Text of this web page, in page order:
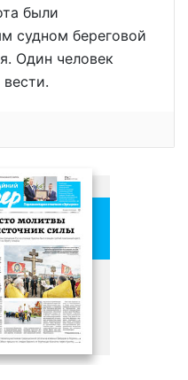
были
судном береговой
Один человек